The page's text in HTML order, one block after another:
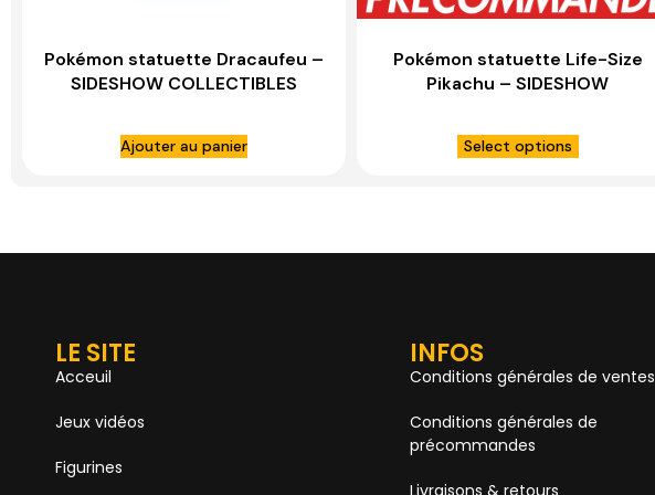
Pokémon statuette Dracaufeu –
SIDESHOW COLLECTIBLES
Ajouter au panier
Pokémon statuette Life-Size
Pikachu – SIDESHOW
Select options
LE SITE
Acceuil
Jeux vidéos
Figurines
INFOS
Conditions générales de ventes
Conditions générales de
précommandes
Livraisons & retours